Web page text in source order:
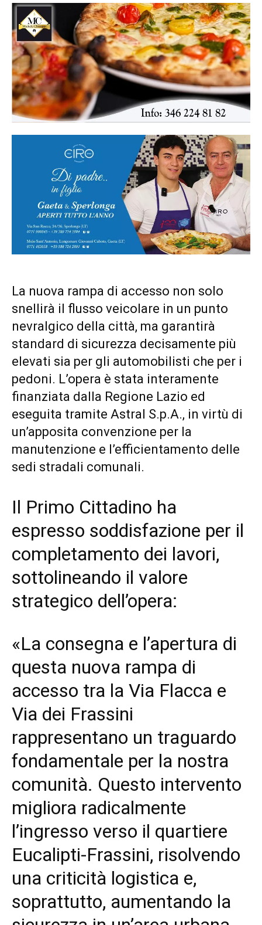
La nuova rampa di accesso non solo
snellirà il flusso veicolare in un punto
nevralgico della città, ma garantirà
standard di sicurezza decisamente più
elevati sia per gli automobilisti che per i
pedoni. L’opera è stata interamente
finanziata dalla Regione Lazio ed
eseguita tramite Astral S.p.A., in virtù di
un’apposita convenzione per la
manutenzione e l’efficientamento delle
sedi stradali comunali.
Il Primo Cittadino ha
espresso soddisfazione per il
completamento dei lavori,
sottolineando il valore
strategico dell’opera:
«La consegna e l’apertura di
questa nuova rampa di
accesso tra la Via Flacca e
Via dei Frassini
rappresentano un traguardo
fondamentale per la nostra
comunità. Questo intervento
migliora radicalmente
l’ingresso verso il quartiere
Eucalipti-Frassini, risolvendo
una criticità logistica e,
soprattutto, aumentando la